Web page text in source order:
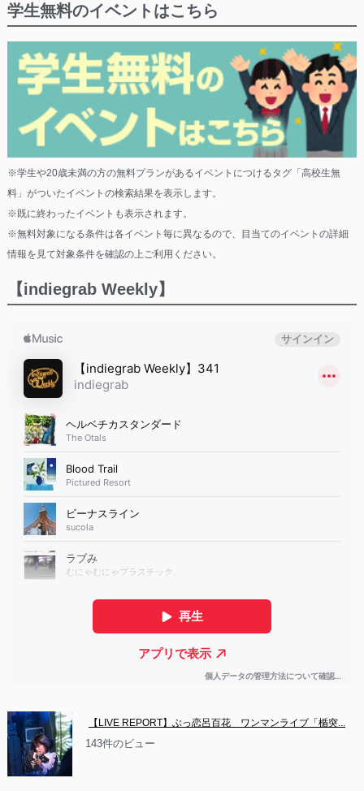
学生無料のイベントはこちら
※学生や20歳未満の方の無料プランがあるイベントにつけるタグ「高校生無
料」がついたイベントの検索結果を表示します。
※既に終わったイベントも表示されます。
※無料対象になる条件は各イベント毎に異なるので、目当てのイベントの詳細
情報を見て対象条件を確認の上ご利用ください。
【indiegrab Weekly】
【LIVE REPORT】ぶっ恋呂百花　ワンマンライブ「楯突...
143件のビュー